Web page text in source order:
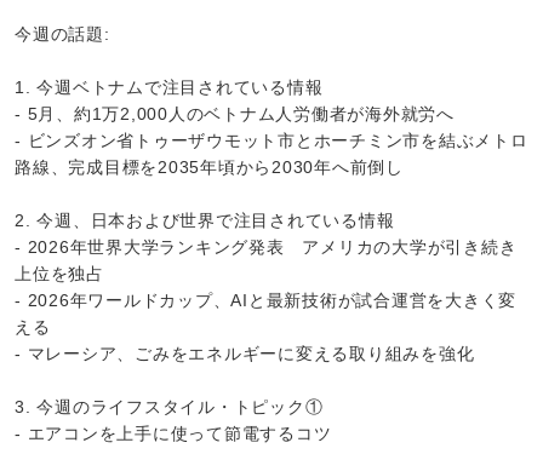
今週の話題:
1. 今週ベトナムで注目されている情報
- 5月、約1万2,000人のベトナム人労働者が海外就労へ
- ビンズオン省トゥーザウモット市とホーチミン市を結ぶメトロ
路線、完成目標を2035年頃から2030年へ前倒し
2. 今週、日本および世界で注目されている情報
- 2026年世界大学ランキング発表 アメリカの大学が引き続き
上位を独占
- 2026年ワールドカップ、AIと最新技術が試合運営を大きく変
える
- マレーシア、ごみをエネルギーに変える取り組みを強化
3. 今週のライフスタイル・トピック①
- エアコンを上手に使って節電するコツ